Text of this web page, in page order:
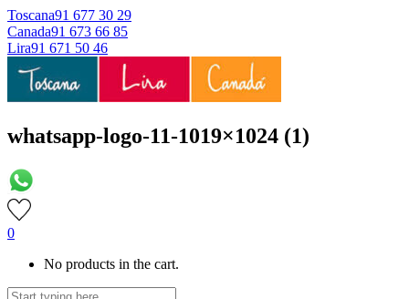
Toscana91 677 30 29
Canada91 673 66 85
Lira91 671 50 46
whatsapp-logo-11-1019×1024 (1)
0
No products in the cart.